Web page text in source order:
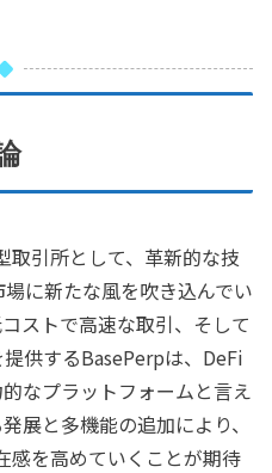
取引所として、革新的な技
に新たな風を吹き込んでい
ストで高速な取引、そして
供するBasePerpは、DeFi
なプラットフォームと言え
展と多機能の追加により、
感を高めていくことが期待